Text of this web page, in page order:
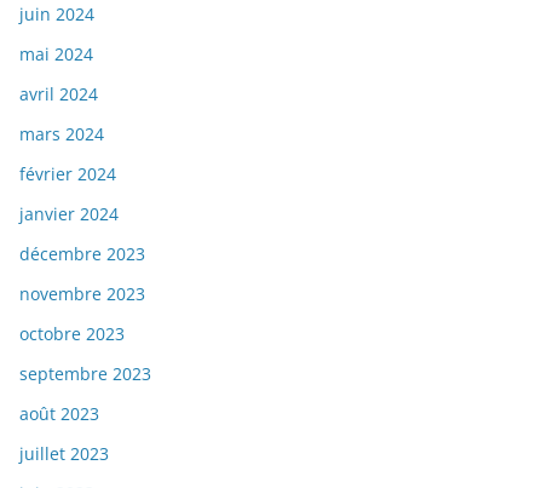
juin 2024
mai 2024
avril 2024
mars 2024
février 2024
janvier 2024
décembre 2023
novembre 2023
octobre 2023
septembre 2023
août 2023
juillet 2023